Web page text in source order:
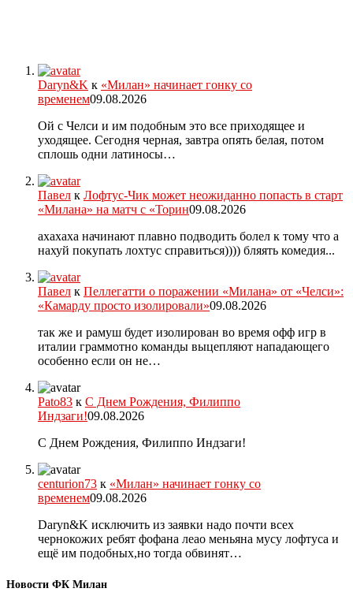
Daryn&K к «Милан» начинает гонку со
временем09.08.2026
Ой с Челси и им подобным это все приходящее и
уходящее. Сегодня черная, завтра опять белая, потом
сплошь одни латиносы…
Павел к Лофтус-Чик может неожиданно попасть в старт
«Милана» на матч с «Торин09.08.2026
ахахаха начинают плавно подводить болел к тому что а
нахуй покупать лохтус справиться)))) бляять комедия...
Павел к Пеллегатти о поражении «Милана» от «Челси»:
«Камарду просто изолировали»09.08.2026
так же и рамуш будет изолирован во время офф игр в
италии граммотно команды выцепляют нападающего
особенно если он не…
Pato83 к С Днем Рождения, Филиппо
Индзаги!09.08.2026
С Днем Рождения, Филиппо Индзаги!
centurion73 к «Милан» начинает гонку со
временем09.08.2026
Daryn&K исключить из заявки надо почти всех
чернокожих ребят фофана леао меньяна мусу лофтуса и
ещё им подобных,но тогда обвинят…
Новости ФК Милан